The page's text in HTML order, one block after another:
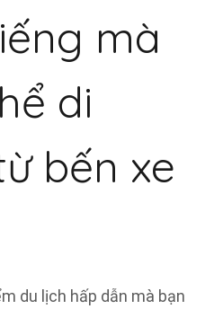
mà
di
bến xe
du lịch hấp dẫn mà bạn